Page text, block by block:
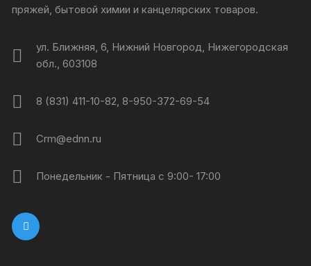
пряжей, бытовой химии и канцелярских товаров.
ул. Ближняя, 6, Нижний Новгород, Нижегородская
обл., 603108
8 (831) 411-10-82, 8-950-372-69-54
Crm@ednn.ru
Понедельник - Пятница с 9:00- 17:00